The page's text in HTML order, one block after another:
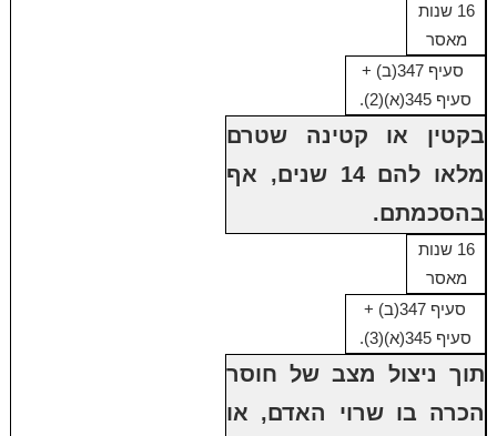
16 שנות
מאסר
סעיף 347(ב) +
סעיף 345(א)(2).
בקטין או קטינה שטרם
מלאו להם 14 שנים, אף
בהסכמתם.
16 שנות
מאסר
סעיף 347(ב) +
סעיף 345(א)(3).
תוך ניצול מצב של חוסר
הכרה בו שרוי האדם, או